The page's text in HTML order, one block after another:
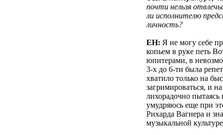
почти нельзя
ли исполнителю
личность?
ЕН: Я не могу себе
копьем в руке петь
юпитерами, в
3-х до 6-ти была
хватило только на
загримироваться, и
лихорадочно
умудряюсь еще при
Рихарда Вагнера и
музыкальной